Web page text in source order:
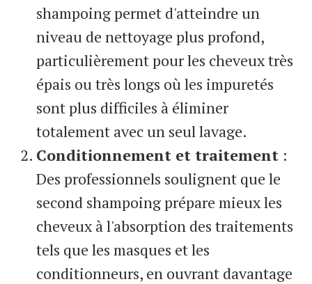
shampoing permet d'atteindre un
niveau de nettoyage plus profond,
particulièrement pour les cheveux très
épais ou très longs où les impuretés
sont plus difficiles à éliminer
totalement avec un seul lavage.
Conditionnement et traitement :
Des professionnels soulignent que le
second shampoing prépare mieux les
cheveux à l'absorption des traitements
tels que les masques et les
conditionneurs, en ouvrant davantage